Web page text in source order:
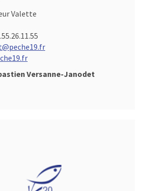
Valette
Versanne-Janodet